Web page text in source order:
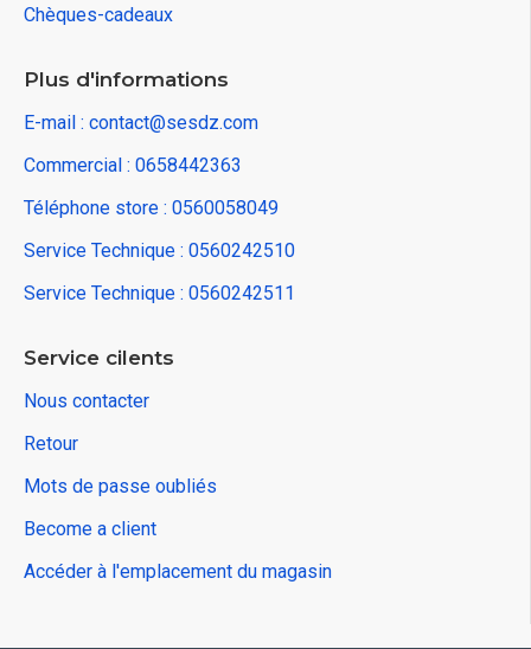
Chèques-cadeaux
Plus d'informations
E-mail : contact@sesdz.com
Commercial : 0658442363
Téléphone store : 0560058049
Service Technique : 0560242510
Service Technique : 0560242511
Service cilents
Nous contacter
Retour
Mots de passe oubliés
Become a client
Accéder à l'emplacement du magasin